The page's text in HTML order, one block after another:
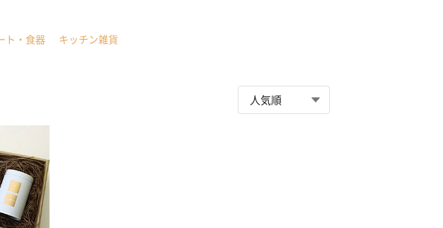
ト・食器 キッチン雑貨